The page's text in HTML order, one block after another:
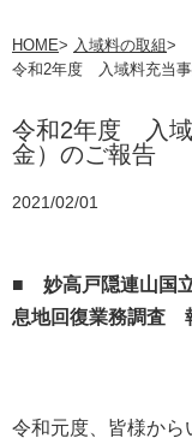
HOME> 入域料の取組>
令和2年度 入域料充当
令和2年度 入域
金）のご報告
2021/02/01
■ 妙高戸隠連山国
息地回復業務調査
令和元度、皆様から